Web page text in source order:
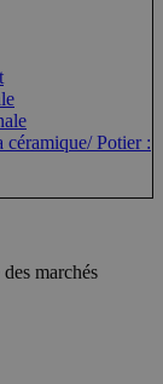
céramique/ Potier :
marchés